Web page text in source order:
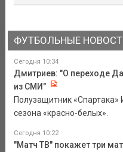
ФУТБОЛЬНЫЕ
Сегодня 10:34
Дмитриев: "О переходе
из СМИ"
Полузащитник
сезона «красно-белых».
Сегодня 10:22
"Матч ТВ" покажет три